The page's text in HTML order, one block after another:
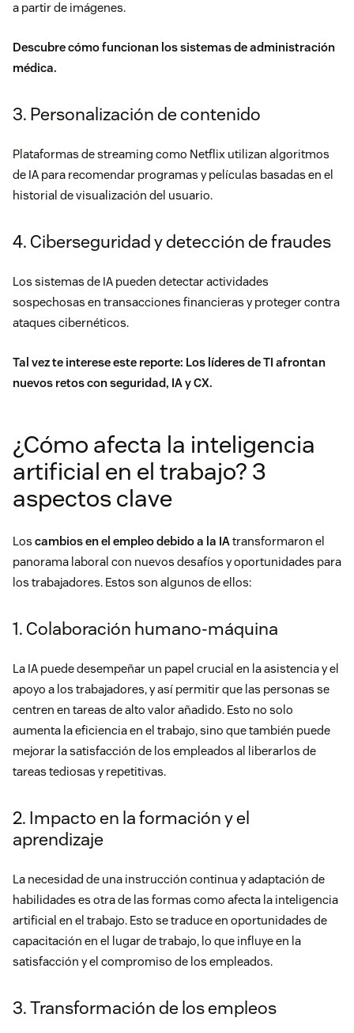
a partir de imágenes.
Descubre cómo funcionan lossistemas de administración
médica.
3. Personalización de contenido
Plataformas de streaming como Netflix utilizan algoritmos
de IA para recomendar programas y películas basadas en el
historial de visualización del usuario.
4. Ciberseguridad y detección de fraudes
Los sistemas de IA pueden detectar actividades
sospechosas en transacciones financieras y proteger contra
ataques cibernéticos.
Tal vez te interese este reporte: Los líderes de TI afrontan
nuevos retos con seguridad, IA y CX.
¿Cómo afecta la inteligencia
artificial en el trabajo? 3
aspectos clave
Los cambios en el empleo debido a la IAtransformaron el
panorama laboral con nuevos desafíos y oportunidades para
los trabajadores. Estos son algunos de ellos:
1. Colaboración humano-máquina
La IA puede desempeñar un papel crucial en la asistencia y el
apoyo a los trabajadores, y así permitir que las personas se
centren en tareas de alto valor añadido. Esto no solo
aumenta la eficiencia en el trabajo, sino que también puede
mejorar la satisfacción de los empleados al liberarlos de
tareas tediosas y repetitivas.
2. Impacto en la formación y el
aprendizaje
La necesidad de una instrucción continua y adaptación de
habilidades es otra de las formas como afecta la inteligencia
artificial en el trabajo. Esto se traduce en oportunidades de
capacitación en el lugar de trabajo, lo que influye en la
satisfacción y el compromiso de los empleados.
3. Transformación de los empleos